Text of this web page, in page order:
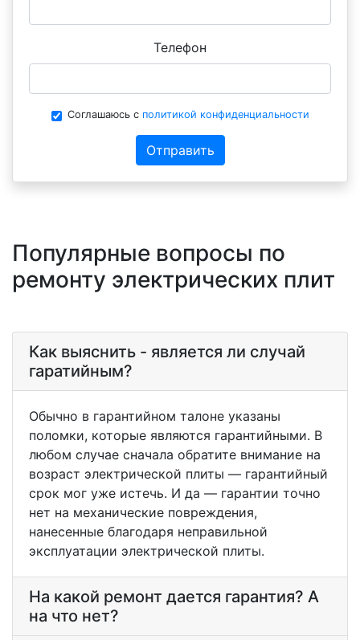
Телефон
Соглашаюсь с политикой конфиденциальности
Отправить
Популярные вопросы по
ремонту электрических плит
Как выяснить - является ли случай
гаратийным?
Обычно в гарантийном талоне указаны
поломки, которые являются гарантийными. В
любом случае сначала обратите внимание на
возраст электрической плиты — гарантийный
срок мог уже истечь. И да — гарантии точно
нет на механические повреждения,
нанесенные благодаря неправильной
эксплуатации электрической плиты.
На какой ремонт дается гарантия? А
на что нет?